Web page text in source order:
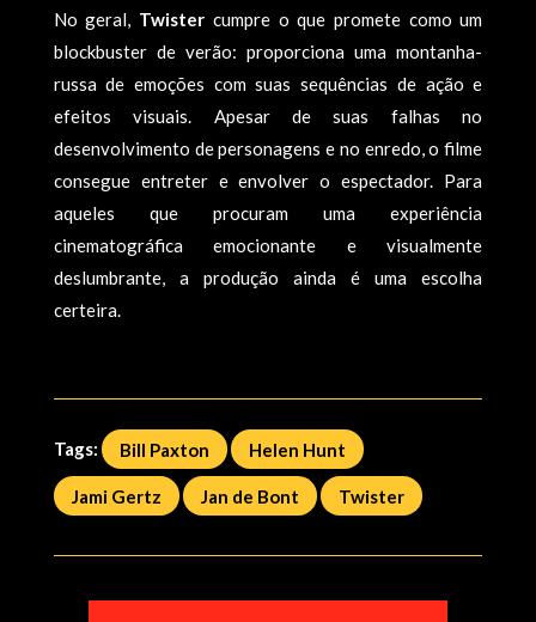
No geral, Twister cumpre o que promete como um
blockbuster de verão: proporciona uma montanha-
russa de emoções com suas sequências de ação e
efeitos visuais. Apesar de suas falhas no
desenvolvimento de personagens e no enredo, o filme
consegue entreter e envolver o espectador. Para
aqueles que procuram uma experiência
cinematográfica emocionante e visualmente
deslumbrante, a produção ainda é uma escolha
certeira.
Tags: Bill Paxton Helen Hunt
Jami Gertz Jan de Bont Twister